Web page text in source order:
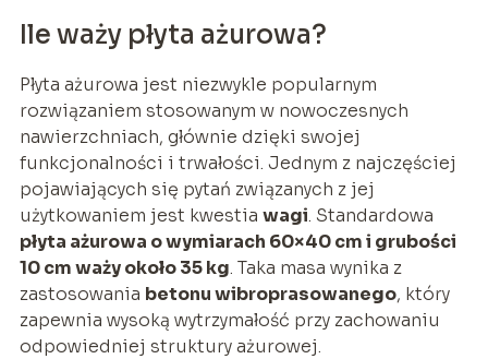
Ile waży płyta ażurowa?
Płyta ażurowa jest niezwykle popularnym
rozwiązaniem stosowanym w nowoczesnych
nawierzchniach, głównie dzięki swojej
funkcjonalności i trwałości. Jednym z najczęściej
pojawiających się pytań związanych z jej
użytkowaniem jest kwestia wagi. Standardowa
płyta ażurowa o wymiarach 60×40 cm i grubości
10 cm waży około 35 kg. Taka masa wynika z
zastosowania betonu wibroprasowanego, który
zapewnia wysoką wytrzymałość przy zachowaniu
odpowiedniej struktury ażurowej.